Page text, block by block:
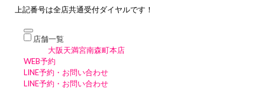
上記番号は全店共通受付ダイヤルです！
店舗一覧
大阪天満宮南森町本店
WEB予約
LINE予約・お問い合わせ
LINE予約・お問い合わせ